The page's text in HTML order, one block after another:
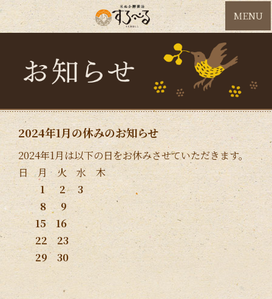
MENU
2024年1月の休みのお知らせ
2024年1月は以下の日をお休みさせていただきます。
日 月 火 水 木
1 2 3
8 9
15 16
22 23
29 30